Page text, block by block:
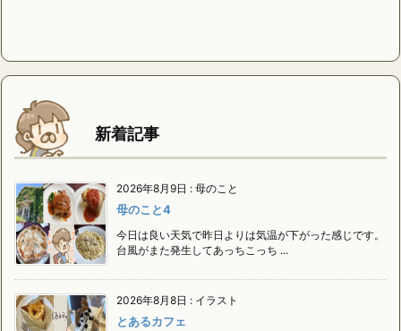
新着記事
2026年8月9日 : 母のこと
母のこと4
今日は良い天気で昨日よりは気温が下がった感じです。
台風がまた発生してあっちこっち ...
2026年8月8日 : イラスト
とあるカフェ